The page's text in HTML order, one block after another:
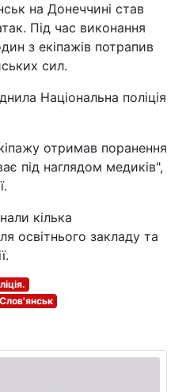
на Донеччині став
Під час виконання
з екіпажів потрапив
сил.
Національна поліція
отримав поранення
під наглядом медиків",
кілька
освітнього закладу та
Слов'янськ